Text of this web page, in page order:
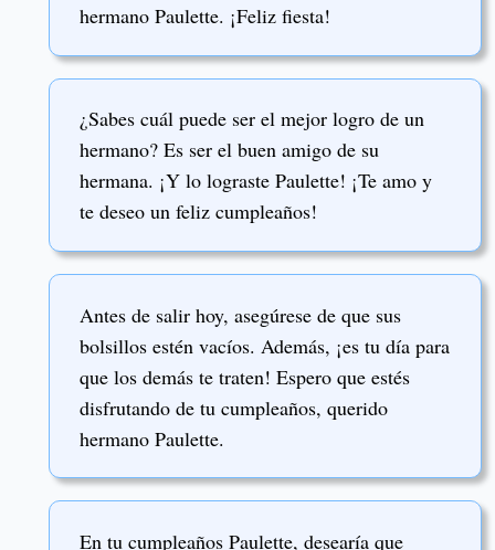
hermano Paulette. ¡Feliz fiesta!
¿Sabes cuál puede ser el mejor logro de un
hermano? Es ser el buen amigo de su
hermana. ¡Y lo lograste Paulette! ¡Te amo y
te deseo un feliz cumpleaños!
Antes de salir hoy, asegúrese de que sus
bolsillos estén vacíos. Además, ¡es tu día para
que los demás te traten! Espero que estés
disfrutando de tu cumpleaños, querido
hermano Paulette.
En tu cumpleaños Paulette, desearía que